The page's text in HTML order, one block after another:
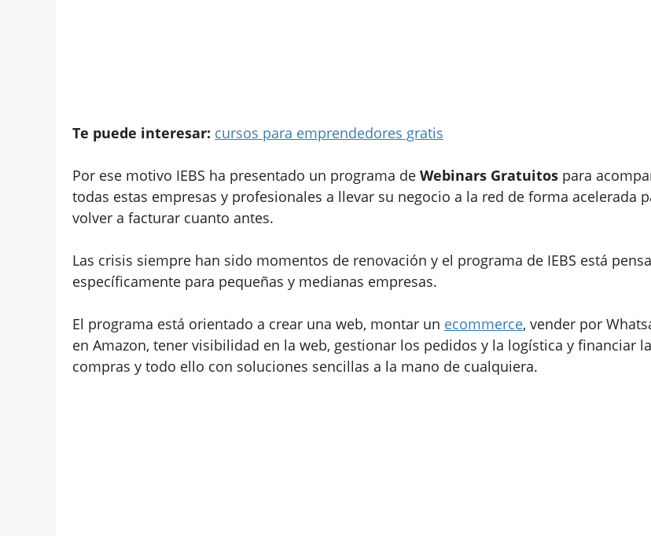
Te puede interesar: cursos para emprendedores gratis
Por ese motivo IEBS ha presentado un programa de Webinars Gratuitos para
todas estas empresas y profesionales a llevar su negocio a la red de forma acelerada
volver a facturar cuanto antes.
Las crisis siempre han sido momentos de renovación y el programa de IEBS está
específicamente para pequeñas y medianas empresas.
El programa está orientado a crear una web, montar un ecommerce, vender por
en Amazon, tener visibilidad en la web, gestionar los pedidos y la logística y financiar
compras y todo ello con soluciones sencillas a la mano de cualquiera.